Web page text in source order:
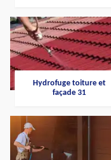
Hydrofuge toiture et
façade 31